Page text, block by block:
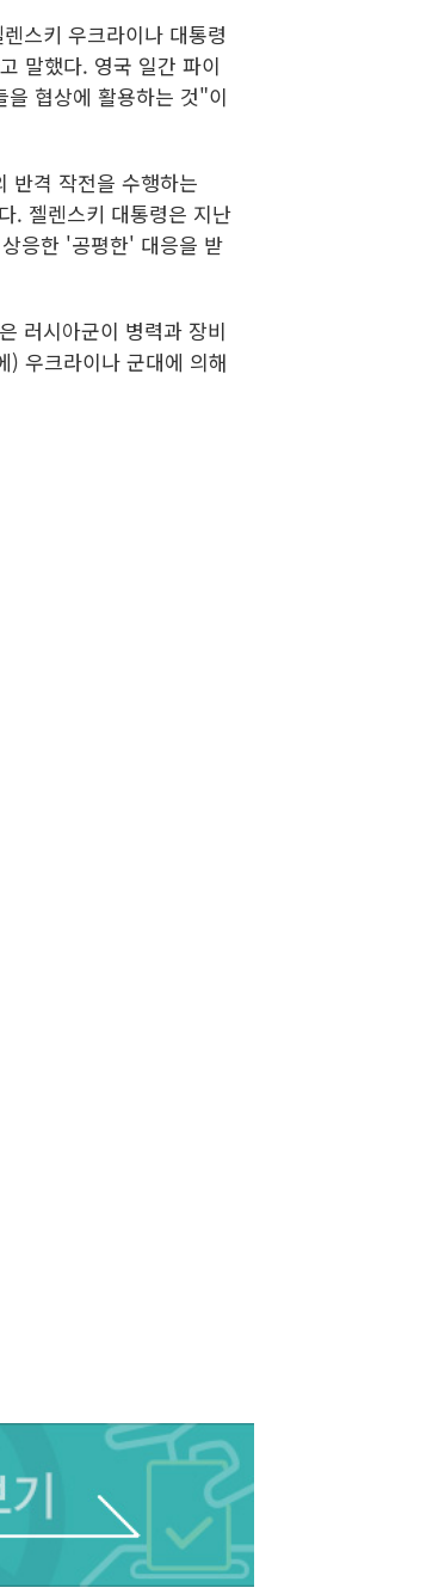
스키 우크라이나 대통령
말했다. 영국 일간 파이
협상에 활용하는 것"이
반격 작전을 수행하는
. 젤렌스키 대통령은 지난
응한 '공평한' 대응을 받
러시아군이 병력과 장비
우크라이나 군대에 의해